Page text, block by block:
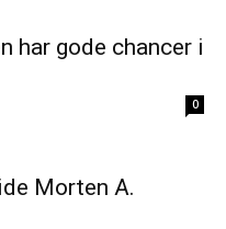
har gode chancer i
0
Morten A.